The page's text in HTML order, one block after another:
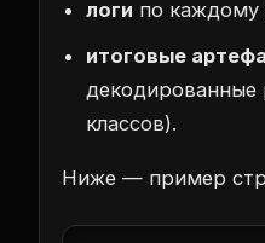
логи по каждому
итоговые
декодированные
классов).
Ниже — пример